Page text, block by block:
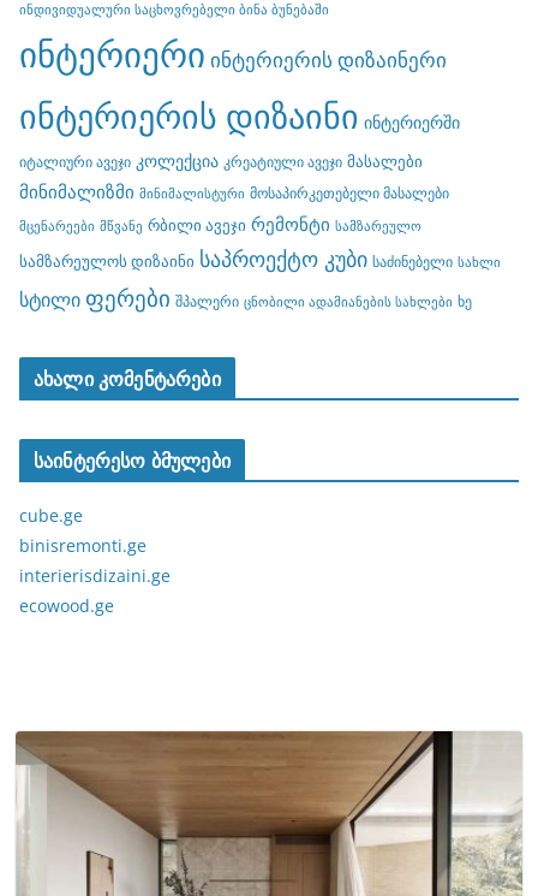
ინდივიდუალური საცხოვრებელი ბინა ბუნებაში
ინტერიერი ინტერიერის დიზაინერი
ინტერიერის დიზაინი ინტერიერში
იტალიური ავეჯი კოლექცია კრეატიული ავეჯი მასალები
მინიმალიზმი მინიმალისტური მოსაპირკეთებელი მასალები
მცენარეები მწვანე რბილი ავეჯი რემონტი სამზარეულო
სამზარეულოს დიზაინი საპროექტო კუბი საძინებელი სახლი
სტილი ფერები შპალერი ცნობილი ადამიანების სახლები ხე
ახალი კომენტარები
საინტერესო ბმულები
cube.ge
binisremonti.ge
interierisdizaini.ge
ecowood.ge